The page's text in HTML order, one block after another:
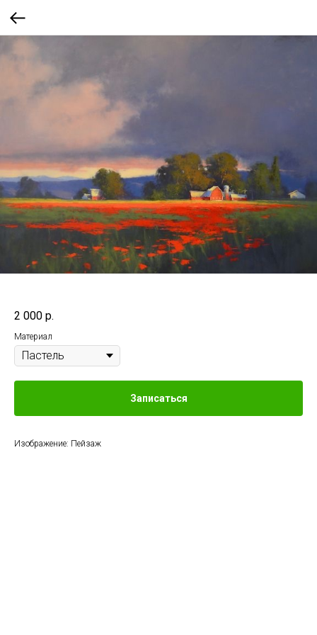
2 000 р.
Материал
Записаться
Изображение: Пейзаж